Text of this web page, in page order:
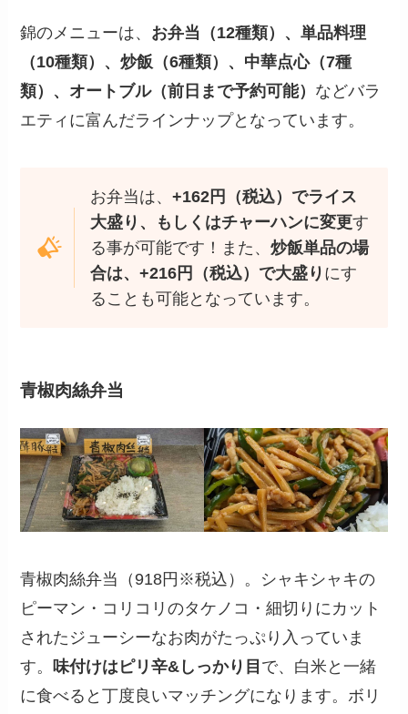
錦のメニューは、 お弁当（12種類）、単品料理
（10種類）、炒飯（6種類）、中華点心（7種
類）、オートブル（前日まで予約可能） などバラ
エティに富んだラインナップとなっています。
お弁当は、 +162円（税込）でライス
大盛り、もしくはチャーハンに変更す
る事が可能です！また、 炒飯単品の場
合は、+216円（税込）で大盛り にす
ることも可能となっています。
青椒肉絲弁当
青椒肉絲弁当（918円※税込）。シャキシャキの
ピーマン・コリコリのタケノコ・細切りにカット
されたジューシーなお肉がたっぷり入っていま
す。 味付けはピリ辛&しっかり目 で、白米と一緒
に食べると丁度良いマッチングになります。ボリ